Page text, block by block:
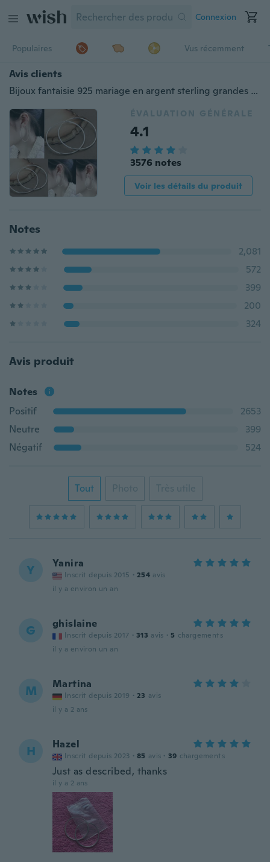
Connexion
Populaires Vus récemment
Avis clients
Bijoux fantaisie 925 mariage en argent sterling grandes boucles d'oreilles 925 boucles d'oreilles créoles en cristal à la mode femmes boucles d'oreilles
ÉVALUATION GÉNÉRALE
4.1
3576 notes
Voir les détails du produit
Notes
2,081
572
399
200
324
Avis produit
Notes
Positif
2653
Neutre
399
Négatif
524
Tout Photo Très utile
Y Yanira
Inscrit depuis 2015 · 254 avis
il y a environ un an
G ghislaine
Inscrit depuis 2017 · 313 avis · 5 chargements
il y a environ un an
M Martina
Inscrit depuis 2019 · 23 avis
il y a 2 ans
H Hazel
Inscrit depuis 2023 · 85 avis · 39 chargements
Just as described, thanks
il y a 2 ans